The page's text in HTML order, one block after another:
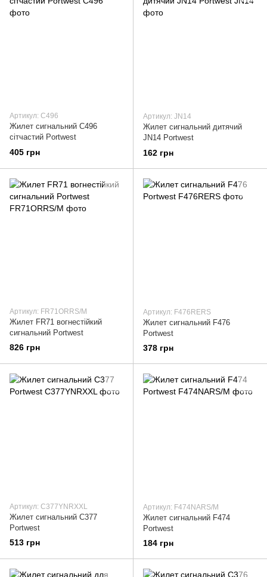
Артикул: C496
Жилет сигнальний C496
сітчастий Portwest
405 грн
Артикул: JN14
Жилет сигнальний дитячий
JN14 Portwest
162 грн
Артикул: FR71ORRS/M
Жилет FR71 вогнестійкий
сигнальний Portwest
826 грн
Артикул: F476RERS
Жилет сигнальний F476
Portwest
378 грн
Артикул: C377YNRXXL
Жилет сигнальний C377
Portwest
513 грн
Артикул: F474NARS/M
Жилет сигнальний F474
Portwest
184 грн